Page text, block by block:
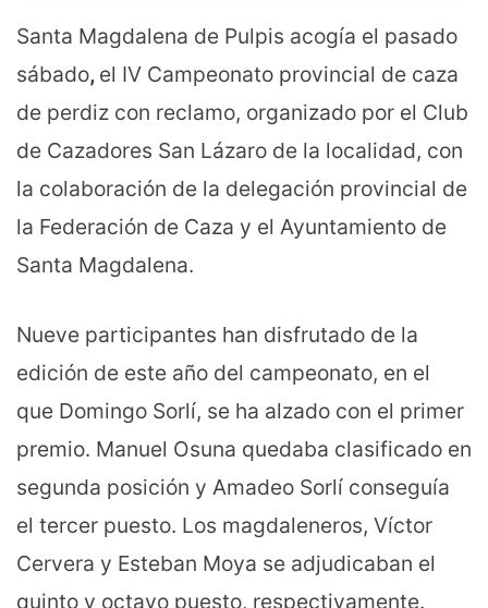
Santa Magdalena de Pulpis acogía el pasado
sábado, el IV Campeonato provincial de caza
de perdiz con reclamo, organizado por el Club
de Cazadores San Lázaro de la localidad, con
la colaboración de la delegación provincial de
la Federación de Caza y el Ayuntamiento de
Santa Magdalena.
Nueve participantes han disfrutado de la
edición de este año del campeonato, en el
que Domingo Sorlí, se ha alzado con el primer
premio. Manuel Osuna quedaba clasificado en
segunda posición y Amadeo Sorlí conseguía
el tercer puesto. Los magdaleneros, Víctor
Cervera y Esteban Moya se adjudicaban el
quinto y octavo puesto, respectivamente.